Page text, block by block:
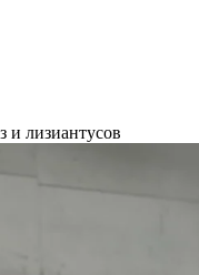
и лизиантусов